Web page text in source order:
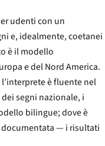
udenti con un
e, idealmente, coetanei
è il modello
e del Nord America.
è fluente nel
segni nazionale, i
bilingue; dove è
— i risultati